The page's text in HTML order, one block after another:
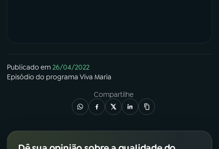
Publicado em26/04/2022
Episódio do programa Viva Maria
Compartilhe